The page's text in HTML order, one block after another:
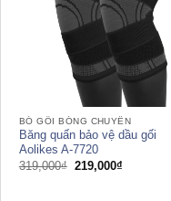
BÓ GỐI BÓNG CHUYỀN
Băng quấn bảo vệ dầu gối
Aolikes A-7720
319,000₫ Giá
219,000₫Giá